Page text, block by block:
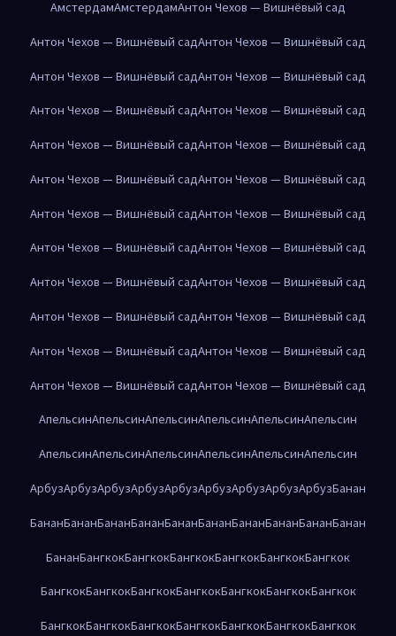
АмстердамАмстердамАнтон Чехов — Вишнёвый сад
Антон Чехов — Вишнёвый садАнтон Чехов — Вишнёвый сад
Антон Чехов — Вишнёвый садАнтон Чехов — Вишнёвый сад
Антон Чехов — Вишнёвый садАнтон Чехов — Вишнёвый сад
Антон Чехов — Вишнёвый садАнтон Чехов — Вишнёвый сад
Антон Чехов — Вишнёвый садАнтон Чехов — Вишнёвый сад
Антон Чехов — Вишнёвый садАнтон Чехов — Вишнёвый сад
Антон Чехов — Вишнёвый садАнтон Чехов — Вишнёвый сад
Антон Чехов — Вишнёвый садАнтон Чехов — Вишнёвый сад
Антон Чехов — Вишнёвый садАнтон Чехов — Вишнёвый сад
Антон Чехов — Вишнёвый садАнтон Чехов — Вишнёвый сад
Антон Чехов — Вишнёвый садАнтон Чехов — Вишнёвый сад
АпельсинАпельсинАпельсинАпельсинАпельсинАпельсин
АпельсинАпельсинАпельсинАпельсинАпельсинАпельсин
АрбузАрбузАрбузАрбузАрбузАрбузАрбузАрбузАрбузБанан
БананБананБананБананБананБананБананБананБананБанан
БананБангкокБангкокБангкокБангкокБангкокБангкок
БангкокБангкокБангкокБангкокБангкокБангкокБангкок
БангкокБангкокБангкокБангкокБангкокБангкокБангкок